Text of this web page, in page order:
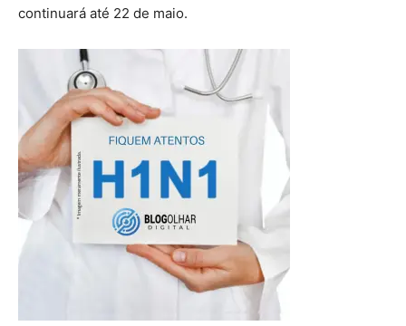
continuará até 22 de maio.